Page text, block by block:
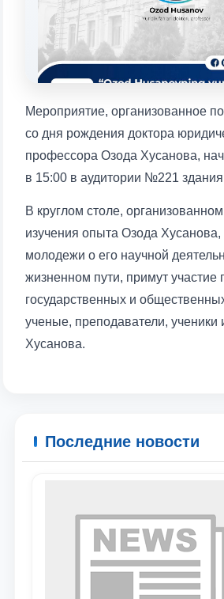
Мероприятие, организованное
со дня рождения доктора
профессора Озода Хусанова,
в 15:00 в аудитории №221
В круглом столе,
изучения опыта Озода
молодежи о его научной
жизненном пути, примут участие
государственных и
ученые, преподаватели, ученики
Хусанова.
Последние новости
3. Собеседование (бакалавр) (8)
7.